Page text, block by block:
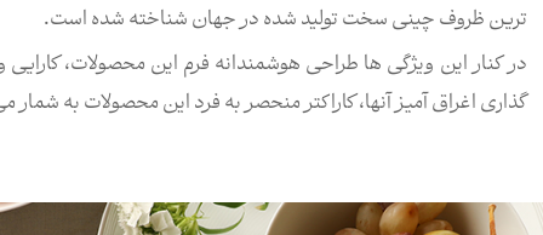
ترین ظروف چینی سخت تولید شده در جهان شناخته شده است.
در کنار این ویژگی ها طراحی هوشمندانه فرم این محصولات،
گذاری اغراق آمیز آنها، کاراکتر منحصر به فرد این محصولات به شمار